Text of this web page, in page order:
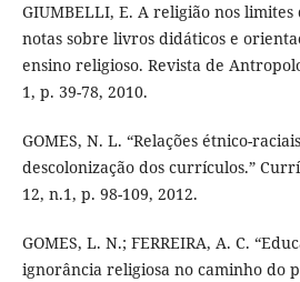
GIUMBELLI, E. A religião nos limites
notas sobre livros didáticos e
ensino religioso. Revista de
1, p. 39-78, 2010.
GOMES, N. L. “Relações étnico-
descolonização dos currículos.”
12, n.1, p. 98-109, 2012.
GOMES, L. N.; FERREIRA, A. C.
ignorância religiosa no caminho do